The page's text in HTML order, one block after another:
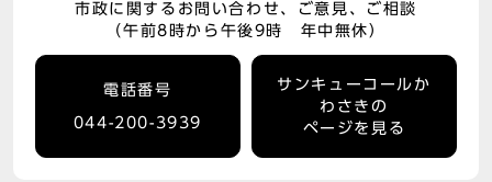
市政に関するお問い合わせ、ご意見、ご相談
（午前8時から午後9時 年中無休）
電話番号
044-200-3939
サンキューコールか
わさきの
ページを見る